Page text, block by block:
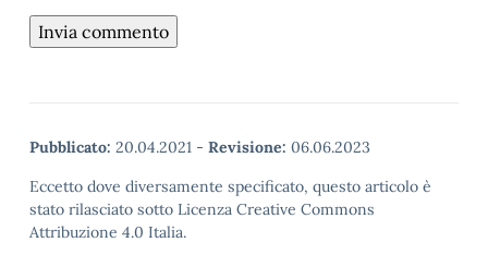
Pubblicato: 20.04.2021 - Revisione: 06.06.2023
Eccetto dove diversamente specificato, questo articolo è
stato rilasciato sotto Licenza Creative Commons
Attribuzione 4.0 Italia.